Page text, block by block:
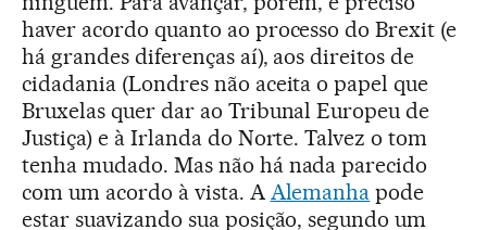
haver acordo quanto ao processo do Brexit (e
há grandes diferenças aí), aos direitos de
cidadania (Londres não aceita o papel que
Bruxelas quer dar ao Tribunal Europeu de
Justiça) e à Irlanda do Norte. Talvez o tom
tenha mudado. Mas não há nada parecido
com um acordo à vista. AAlemanha pode
estar suavizando sua posição, segundo um